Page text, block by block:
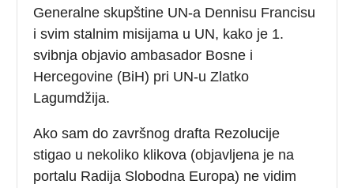
Generalne skupštine UN-a Dennisu Francisu
i svim stalnim misijama u UN, kako je 1.
svibnja objavio ambasador Bosne i
Hercegovine (BiH) pri UN-u Zlatko
Lagumdžija.
Ako sam do završnog drafta Rezolucije
stigao u nekoliko klikova (objavljena je na
portalu Radija Slobodna Europa) ne vidim